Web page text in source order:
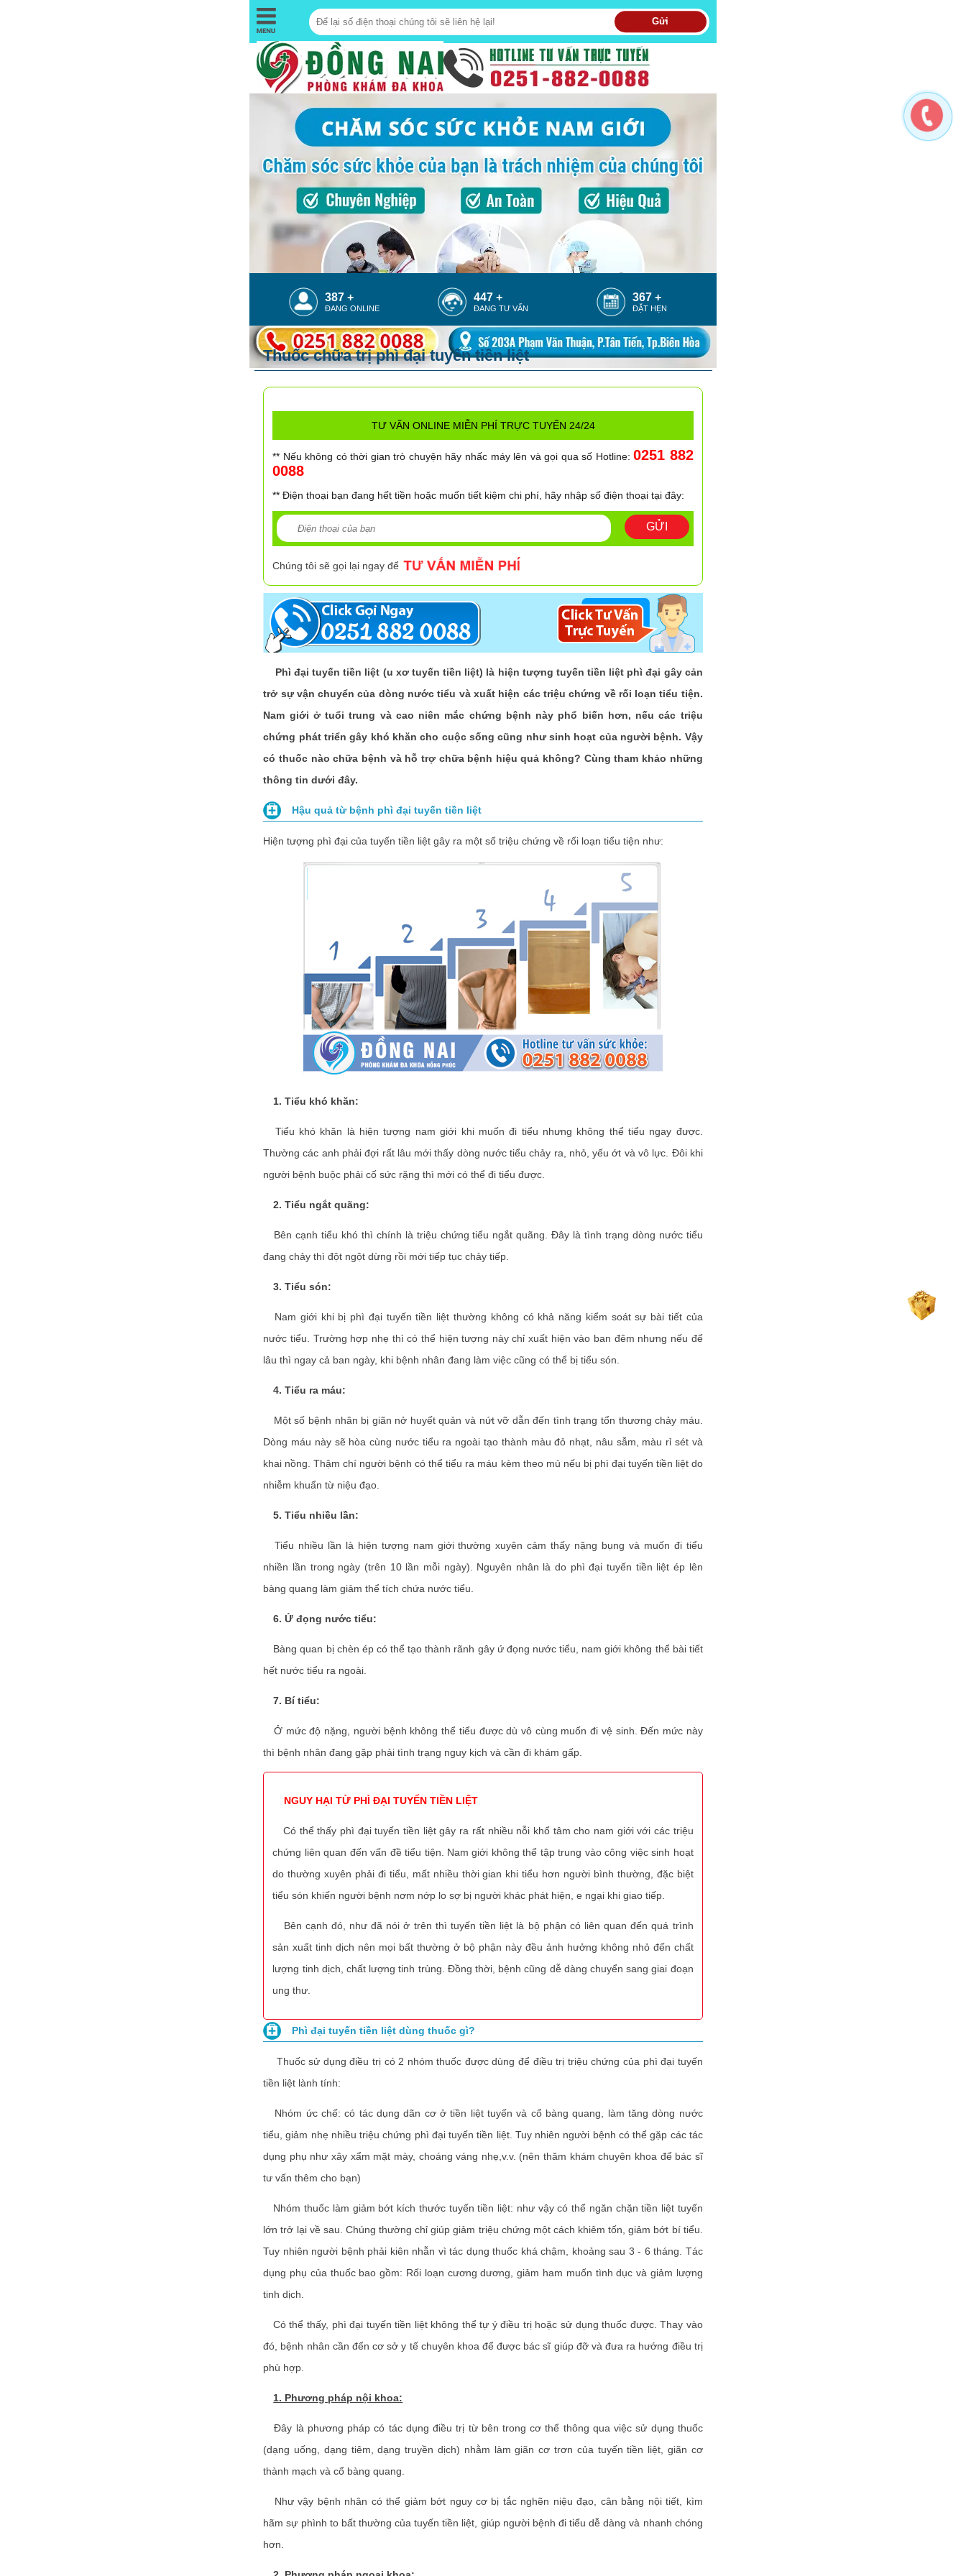
Gửi
387 +
ĐANG ONLINE
447 +
ĐANG TƯ VẤN
367 +
ĐẶT HẸN
Thuốc chữa trị phì đại tuyến tiền liệt
TƯ VẤN ONLINE MIỄN PHÍ TRỰC TUYẾN 24/24
** Nếu không có thời gian trò chuyện hãy nhấc máy lên và gọi qua số Hotline:0251 882
0088
** Điện thoại bạn đang hết tiền hoặc muốn tiết kiệm chi phí, hãy nhập số điện thoại tại đây:
GỬI
Chúng tôi sẽ gọi lại ngay để
Phì đại tuyến tiền liệt (u xơ tuyến tiền liệt) là hiện tượng tuyến tiền liệt phì đại gây cản
trở sự vận chuyển của dòng nước tiểu và xuất hiện các triệu chứng về rối loạn tiểu tiện.
Nam giới ở tuổi trung và cao niên mắc chứng bệnh này phổ biến hơn, nếu các triệu
chứng phát triển gây khó khăn cho cuộc sống cũng như sinh hoạt của người bệnh. Vậy
có thuốc nào chữa bệnh và hỗ trợ chữa bệnh hiệu quả không? Cùng tham khảo những
thông tin dưới đây.
Hậu quả từ bệnh phì đại tuyến tiền liệt
Hiện tượng phì đại của tuyến tiền liệt gây ra một số triệu chứng về rối loạn tiểu tiện như:
1. Tiểu khó khăn:
Tiểu khó khăn là hiện tượng nam giới khi muốn đi tiểu nhưng không thể tiểu ngay được.
Thường các anh phải đợi rất lâu mới thấy dòng nước tiểu chảy ra, nhỏ, yếu ớt và vô lực. Đôi khi
người bệnh buộc phải cố sức rặng thì mới có thể đi tiểu được.
2. Tiểu ngắt quãng:
Bên cạnh tiểu khó thì chính là triệu chứng tiểu ngắt quãng. Đây là tình trạng dòng nước tiểu
đang chảy thì đột ngột dừng rồi mới tiếp tục chảy tiếp.
3. Tiểu són:
Nam giới khi bị phì đại tuyến tiền liệt thường không có khả năng kiểm soát sự bài tiết của
nước tiểu. Trường hợp nhẹ thì có thể hiện tượng này chỉ xuất hiện vào ban đêm nhưng nếu để
lâu thì ngay cả ban ngày, khi bệnh nhân đang làm việc cũng có thể bị tiểu són.
4. Tiểu ra máu:
Một số bệnh nhân bị giãn nở huyết quản và nứt vỡ dẫn đến tình trạng tổn thương chảy máu.
Dòng máu này sẽ hòa cùng nước tiểu ra ngoài tạo thành màu đỏ nhạt, nâu sẫm, màu rỉ sét và
khai nồng. Thậm chí người bệnh có thể tiểu ra máu kèm theo mủ nếu bị phì đại tuyến tiền liệt do
nhiễm khuẩn từ niệu đạo.
5. Tiểu nhiều lần:
Tiểu nhiều lần là hiện tượng nam giới thường xuyên cảm thấy nặng bụng và muốn đi tiểu
nhiền lần trong ngày (trên 10 lần mỗi ngày). Nguyên nhân là do phì đại tuyến tiền liệt ép lên
bàng quang làm giảm thể tích chứa nước tiểu.
6. Ứ đọng nước tiểu:
Bàng quan bị chèn ép có thể tạo thành rãnh gây ứ đọng nước tiểu, nam giới không thể bài tiết
hết nước tiểu ra ngoài.
7. Bí tiểu:
Ở mức độ nặng, người bệnh không thể tiểu được dù vô cùng muốn đi vệ sinh. Đến mức này
thì bệnh nhân đang gặp phải tình trạng nguy kịch và cần đi khám gấp.
NGUY HẠI TỪ PHÌ ĐẠI TUYẾN TIỀN LIỆT
Có thể thấy phì đại tuyến tiền liệt gây ra rất nhiều nỗi khổ tâm cho nam giới với các triệu
chứng liên quan đến vấn đề tiểu tiện. Nam giới không thể tập trung vào công việc sinh hoạt
do thường xuyên phải đi tiểu, mất nhiều thời gian khi tiểu hơn người bình thường, đặc biệt
tiểu són khiến người bệnh nơm nớp lo sợ bị người khác phát hiện, e ngại khi giao tiếp.
Bên cạnh đó, như đã nói ở trên thì tuyến tiền liệt là bộ phận có liên quan đến quá trình
sản xuất tinh dịch nên mọi bất thường ở bộ phận này đều ảnh hưởng không nhỏ đến chất
lượng tinh dịch, chất lượng tinh trùng. Đồng thời, bệnh cũng dễ dàng chuyển sang giai đoạn
ung thư.
Phì đại tuyến tiền liệt dùng thuốc gì?
Thuốc sử dụng điều trị có 2 nhóm thuốc được dùng để điều trị triệu chứng của phì đại tuyến
tiền liệt lành tính:
Nhóm ức chế: có tác dụng dãn cơ ở tiền liệt tuyến và cổ bàng quang, làm tăng dòng nước
tiểu, giảm nhẹ nhiều triệu chứng phì đại tuyến tiền liệt. Tuy nhiên người bệnh có thể gặp các tác
dụng phụ như xây xẩm mặt mày, choáng váng nhẹ,v.v. (nên thăm khám chuyên khoa để bác sĩ
tư vấn thêm cho bạn)
Nhóm thuốc làm giảm bớt kích thước tuyến tiền liệt: như vậy có thể ngăn chặn tiền liệt tuyến
lớn trở lại về sau. Chúng thường chỉ giúp giảm triệu chứng một cách khiêm tốn, giảm bớt bí tiểu.
Tuy nhiên người bệnh phải kiên nhẫn vì tác dụng thuốc khá chậm, khoảng sau 3 - 6 tháng. Tác
dụng phụ của thuốc bao gồm: Rối loạn cương dương, giảm ham muốn tình dục và giảm lượng
tinh dịch.
Có thể thấy, phì đại tuyến tiền liệt không thể tự ý điều trị hoặc sử dụng thuốc được. Thay vào
đó, bệnh nhân cần đến cơ sở y tế chuyên khoa để được bác sĩ giúp đỡ và đưa ra hướng điều trị
phù hợp.
1. Phương pháp nội khoa:
Đây là phương pháp có tác dụng điều trị từ bên trong cơ thể thông qua việc sử dụng thuốc
(dạng uống, dạng tiêm, dạng truyền dịch) nhằm làm giãn cơ trơn của tuyến tiền liệt, giãn cơ
thành mạch và cổ bàng quang.
Như vậy bệnh nhân có thể giảm bớt nguy cơ bị tắc nghẽn niệu đạo, cân bằng nội tiết, kìm
hãm sự phình to bất thường của tuyến tiền liệt, giúp người bệnh đi tiểu dễ dàng và nhanh chóng
hơn.